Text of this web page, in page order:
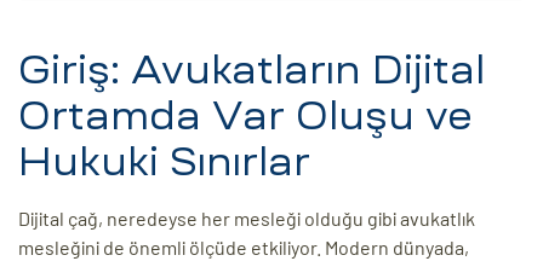
Giriş: Avukatların Dijital
Ortamda Var Oluşu ve
Hukuki Sınırlar
Dijital çağ, neredeyse her mesleği olduğu gibi avukatlık
mesleğini de önemli ölçüde etkiliyor. Modern dünyada,